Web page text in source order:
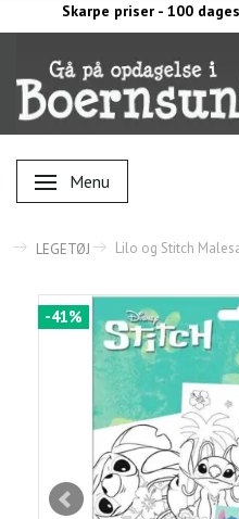
Skarpe priser - 100
Skifte navigation
Menu
LEGETØJ Lilo og Stitch
-41%